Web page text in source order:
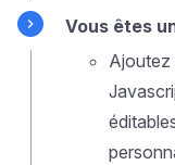
Vous êtes
Ajoutez